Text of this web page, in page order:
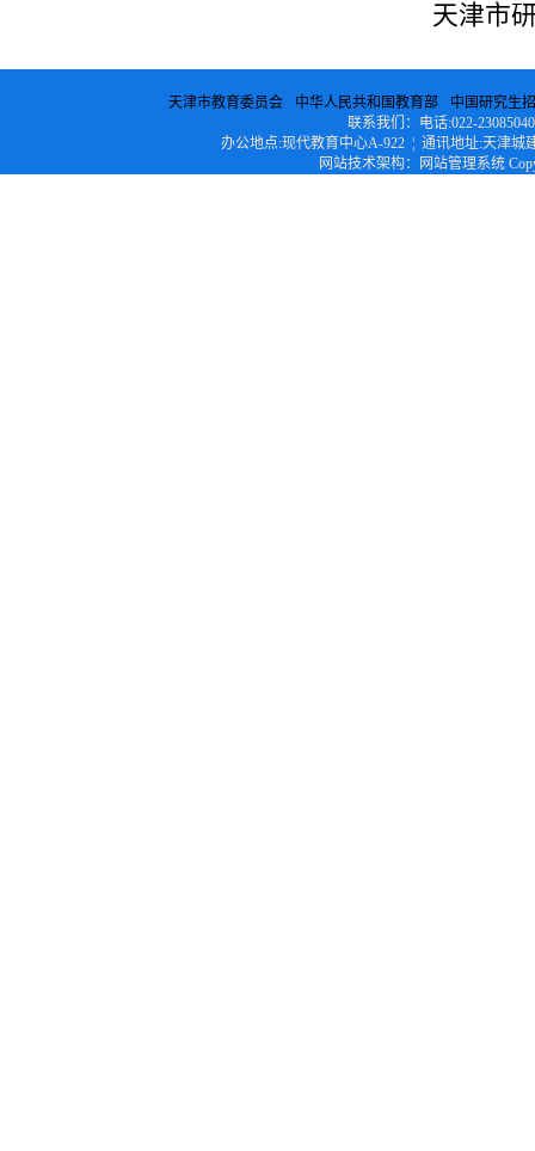
天津市
天津市教育委员会 中华人民共和国教育部
中国研究生
联系我们：电话:022-
办公地点:现代教育中心A-922 ¦ 通讯地址:天津城
网站技术架构：网站管理系统